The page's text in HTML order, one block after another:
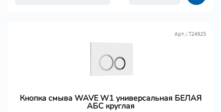
Кнопка смыва WAVE W1 универсальная БЕЛАЯ
АБС круглая
Арт.: Т24925